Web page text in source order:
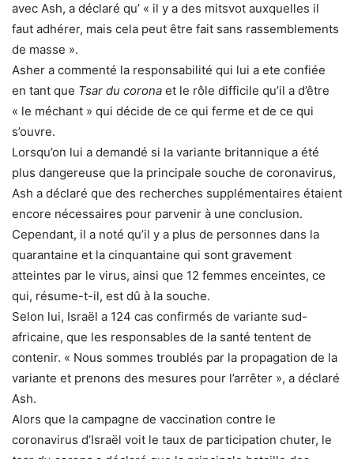
avec Ash, a déclaré qu’ « il y a des mitsvot auxquelles il
faut adhérer, mais cela peut être fait sans rassemblements
de masse ».
Asher a commenté la responsabilité qui lui a ete confiée
en tant que Tsar du corona et le rôle difficile qu’il a d’être
« le méchant » qui décide de ce qui ferme et de ce qui
s’ouvre.
Lorsqu’on lui a demandé si la variante britannique a été
plus dangereuse que la principale souche de coronavirus,
Ash a déclaré que des recherches supplémentaires étaient
encore nécessaires pour parvenir à une conclusion.
Cependant, il a noté qu’il y a plus de personnes dans la
quarantaine et la cinquantaine qui sont gravement
atteintes par le virus, ainsi que 12 femmes enceintes, ce
qui, résume-t-il, est dû à la souche.
Selon lui, Israël a 124 cas confirmés de variante sud-
africaine, que les responsables de la santé tentent de
contenir. « Nous sommes troublés par la propagation de la
variante et prenons des mesures pour l’arrêter », a déclaré
Ash.
Alors que la campagne de vaccination contre le
coronavirus d’Israël voit le taux de participation chuter, le